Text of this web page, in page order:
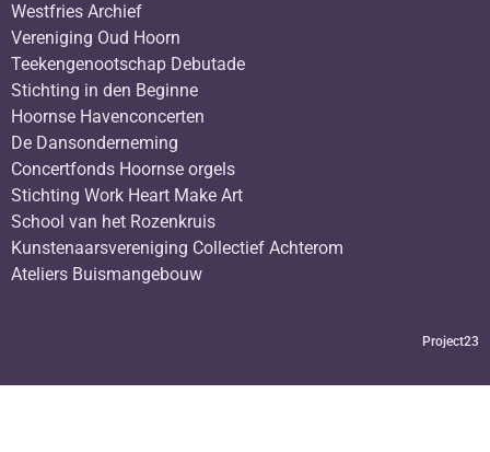
Westfries Archief
Vereniging Oud Hoorn
Teekengenootschap Debutade
Stichting in den Beginne
Hoornse Havenconcerten
De Dansonderneming
Concertfonds Hoornse orgels
Stichting Work Heart Make Art
School van het Rozenkruis
Kunstenaarsvereniging Collectief Achterom
Ateliers Buismangebouw
Project23